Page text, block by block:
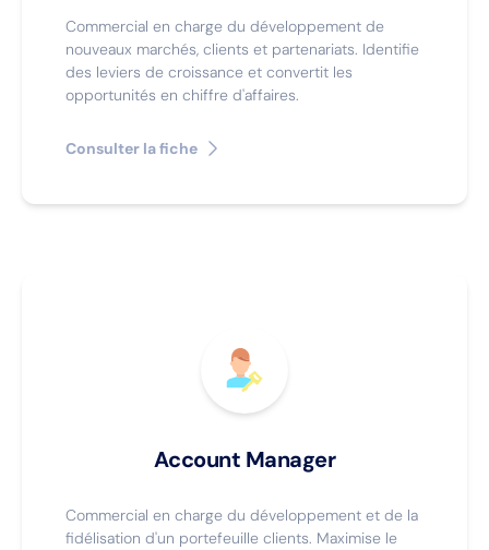
Commercial en charge du développement de
nouveaux marchés, clients et partenariats. Identifie
des leviers de croissance et convertit les
opportunités en chiffre d'affaires.
Consulter la fiche
Account Manager
Commercial en charge du développement et de la
fidélisation d'un portefeuille clients. Maximise le